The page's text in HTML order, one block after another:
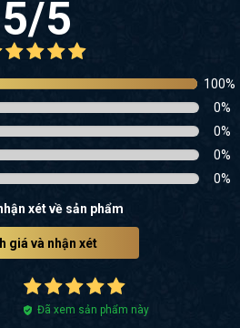
5/5
100%
0%
0%
0%
0%
xét về sản phẩm
giá và nhận xét
Đã xem sản phẩm này